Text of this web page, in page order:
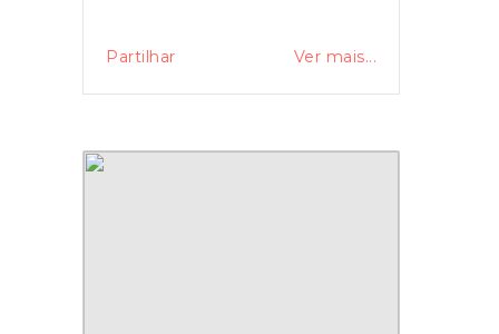
Partilhar Ver mais...